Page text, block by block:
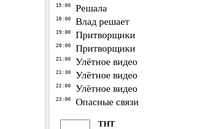
15:00 Решала
18:00 Влад решает
19:00 Притворщики
20:00 Притворщики
21:00 Улётное видео
21:30 Улётное видео
22:00 Улётное видео
23:00 Опасные связи
ТНТ